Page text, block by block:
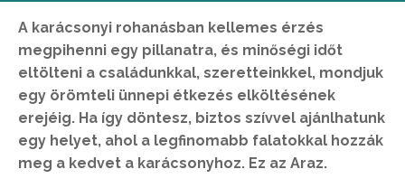
A karácsonyi rohanásban kellemes érzés
megpihenni egy pillanatra, és minőségi időt
eltölteni a családunkkal, szeretteinkkel, mondjuk
egy örömteli ünnepi étkezés elköltésének
erejéig. Ha így döntesz, biztos szívvel ajánlhatunk
egy helyet, ahol a legfinomabb falatokkal hozzák
meg a kedvet a karácsonyhoz. Ez az Araz.